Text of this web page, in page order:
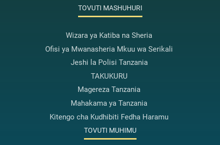
TOVUTI MASHUHURI
Wizara ya Katiba na Sheria
Ofisi ya Mwanasheria Mkuu wa Serikali
Jeshi la Polisi Tanzania
TAKUKURU
Magereza Tanzania
Mahakama ya Tanzania
Kitengo cha Kudhibiti Fedha Haramu
TOVUTI MUHIMU